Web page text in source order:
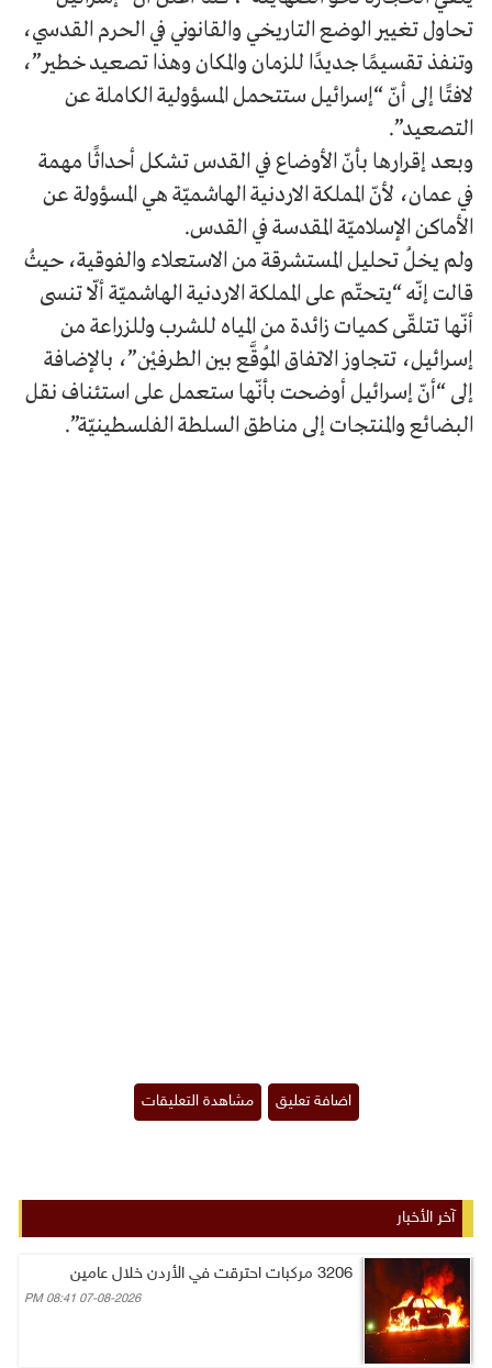
تحاول تغيير الوضع التاريخي والقانوني في الحرم القدسي،
وتنفذ تقسيمًا جديدًا للزمان والمكان وهذا تصعيد خطير”،
لافتًا إلى أنّ “إسرائيل ستتحمل المسؤولية الكاملة عن
التصعيد”.
وبعد إقرارها بأنّ الأوضاع في القدس تشكل أحداثًا مهمة
في عمان، لأنّ المملكة الاردنية الهاشميّة هي المسؤولة عن
الأماكن الإسلاميّة المقدسة في القدس.
ولم يخلُ تحليل المستشرقة من الاستعلاء والفوقية، حيثُ
قالت إنّه “يتحتّم على المملكة الاردنية الهاشميّة ألّا تنسى
أنّها تتلقّى كميات زائدة من المياه للشرب وللزراعة من
إسرائيل، تتجاوز الاتفاق المُوقَّع بين الطرفيْن”، بالإضافة
إلى “أنّ إسرائيل أوضحت بأنّها ستعمل على استئناف نقل
البضائع والمنتجات إلى مناطق السلطة الفلسطينيّة”.
آخر الأخبار
3206 مركبات احترقت في الأردن خلال عامين
07-08-2026 08:41 PM